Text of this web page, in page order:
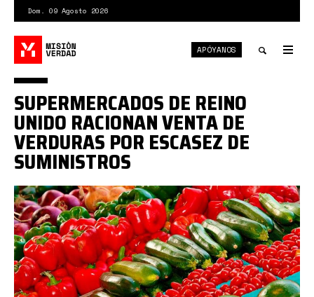
contenido
principal
Dom. 09 Agosto 2026
APÓYANOS
hortalizas-
supermercado.jpg
SUPERMERCADOS DE REINO
UNIDO RACIONAN VENTA DE
VERDURAS POR ESCASEZ DE
SUMINISTROS